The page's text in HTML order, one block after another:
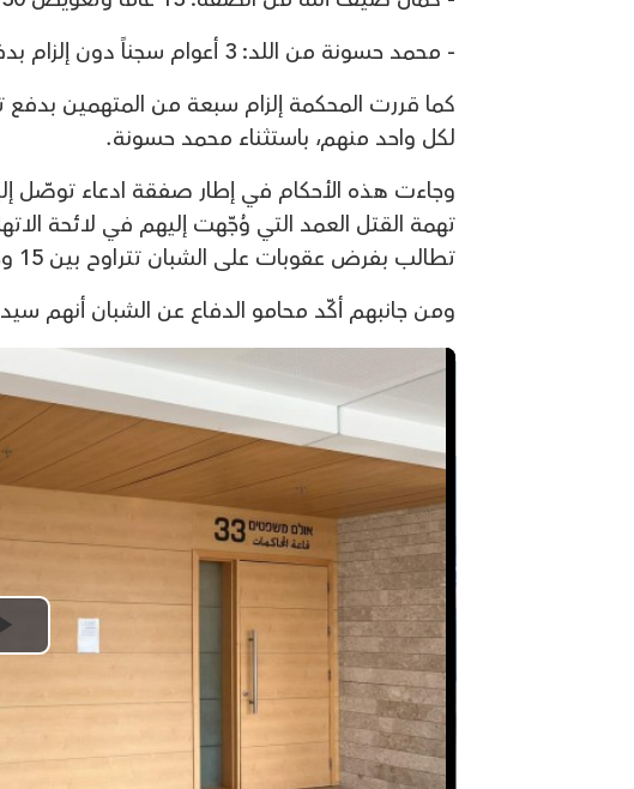
- محمد حسونة من اللد: 3 أعوام سجناً دون إلزام بدفع تعويض.
لكل واحد منهم، باستثناء محمد حسونة.
وجاءت هذه الأحكام في إطار صفقة ادعاء توصّل
تطالب بفرض عقوبات على الشبان تتراوح بين 15 وحتى 25 عامًا بالسجن الفعلي.
ومن جانبهم أكّد محامو الدفاع عن الشبان أنهم